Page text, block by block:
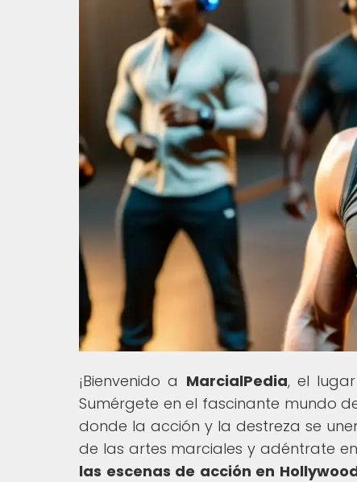
¡Bienvenido a MarcialPedia, el
Sumérgete en el fascinante mundo
donde la acción y la destreza se
de las artes marciales y adéntrate
las escenas de acción en